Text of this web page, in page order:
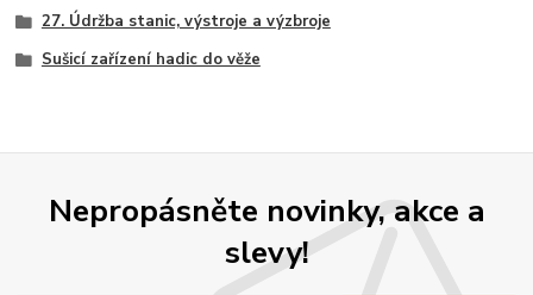
27. Údržba stanic, výstroje a výzbroje
Sušicí zařízení hadic do věže
Nepropásněte novinky, akce a
slevy!